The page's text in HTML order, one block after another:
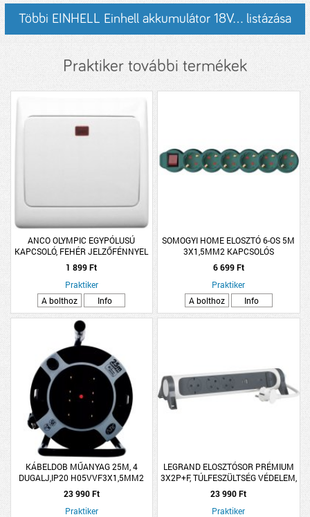
Többi EINHELL Einhell akkumulátor 18V... listázása
Praktiker további termékek
ANCO OLYMPIC EGYPÓLUSÚ
KAPCSOLÓ, FEHÉR JELZŐFÉNNYEL
(277012)
1 899 Ft
Praktiker
A bolthoz
Info
SOMOGYI HOME ELOSZTÓ 6-OS 5M
3X1,5MM2 KAPCSOLÓS
6 699 Ft
Praktiker
A bolthoz
Info
KÁBELDOB MŰANYAG 25M, 4
DUGALJ,IP20 H05VVF3X1,5MM2
TERMOKAPCS.
23 990 Ft
Praktiker
LEGRAND ELOSZTÓSOR PRÉMIUM
3X2P+F, TÚLFESZÜLTSÉG VÉDELEM,
USB-A + USB-C, 1,5 MÉTER VEZETÉK,
FEHÉR
23 990 Ft
Praktiker